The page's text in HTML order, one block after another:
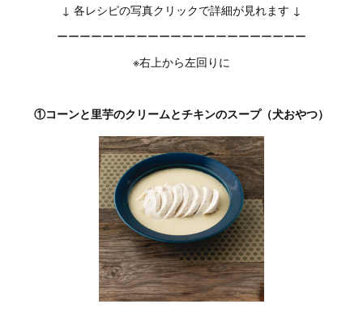
↓ 各レシピの写真クリックで詳細が見れます ↓
ーーーーーーーーーーーーーーーーーーーーーー
※右上から左回りに
①コーンと里芋のクリームとチキンのスープ（犬おやつ）